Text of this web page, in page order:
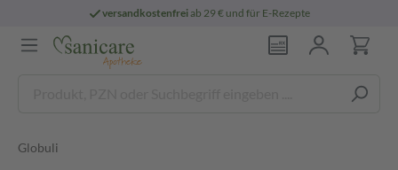
versandkostenfreiab 29 € und für E-Rezepte
Globuli